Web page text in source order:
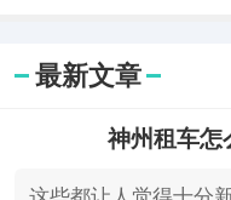
最新文章
神州租车怎